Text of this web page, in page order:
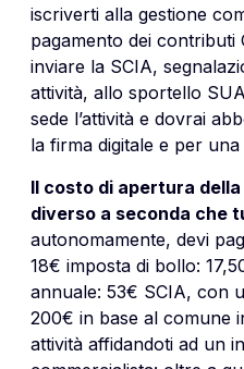
iscriverti alla gestione
pagamento dei contributi
inviare la SCIA,
attività, allo sportello
sede l’attività e dovrai
la firma digitale e per una
Il costo di apertura
diverso a seconda che
autonomamente, devi
18€ imposta di bollo:
annuale: 53€ SCIA, con
200€ in base al comune
attività affidandoti ad un